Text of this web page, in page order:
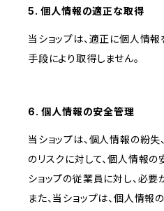
5. 個人情報の適正な取得
当ショップは、適正に個人情
手段により取得しません。
6. 個人情報の安全管理
当ショップは、個人情報の紛
のリスクに対して、個人情報
ショップの従業員に対し、必
また、当ショップは、個人情